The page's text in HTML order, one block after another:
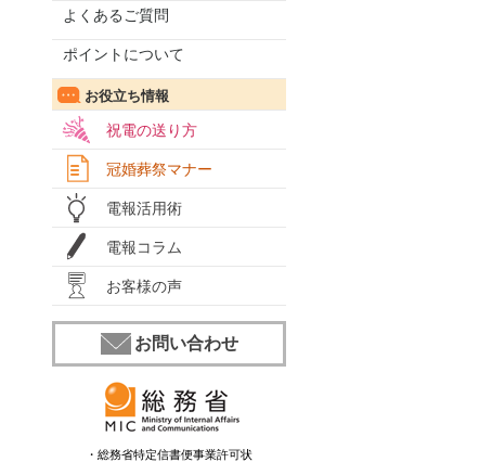
よくあるご質問
ポイントについて
お役立ち情報
祝電の送り方
冠婚葬祭マナー
電報活用術
電報コラム
お客様の声
お問い合わせ
・総務省特定信書便事業許可状